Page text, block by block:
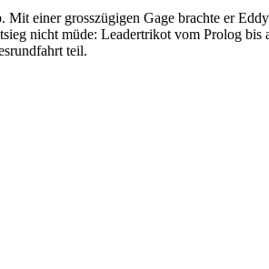
einer grosszügigen Gage brachte er
nicht müde: Leadertrikot vom Prolog
teil.